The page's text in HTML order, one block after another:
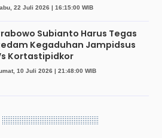
22 Juli 2026 | 16:15:00 WIB
Subianto Harus Tegas
Kegaduhan Jampidsus
Kortastipidkor
10 Juli 2026 | 21:48:00 WIB